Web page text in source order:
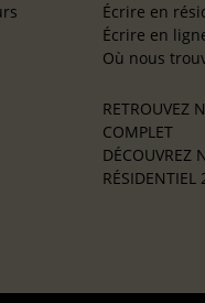
Écrire en
Écrire en
Où nous
RETROUVEZ
COMPLET
DÉCOUVREZ
RÉSIDENTIEL